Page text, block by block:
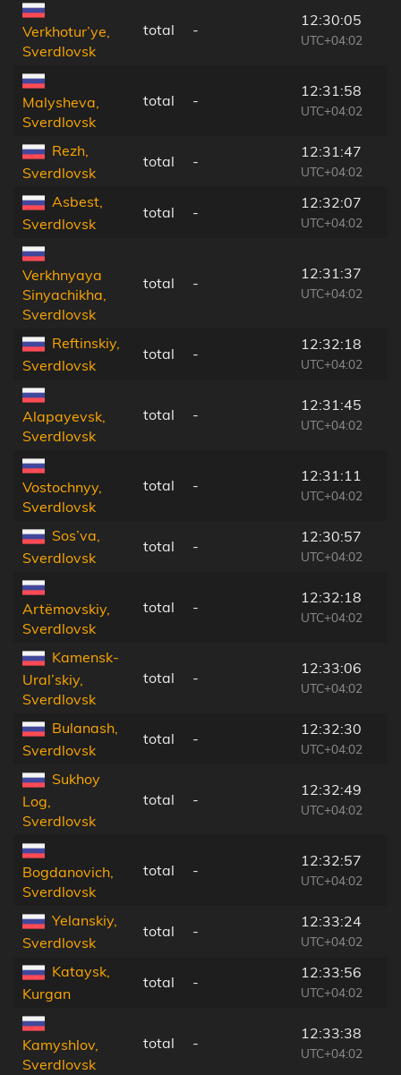
Verkhotur’ye,
Sverdlovsk
total -
12:30:05
UTC+04:02
Malysheva,
Sverdlovsk
total -
12:31:58
UTC+04:02
Rezh,
Sverdlovsk
total -
12:31:47
UTC+04:02
Asbest,
Sverdlovsk
total -
12:32:07
UTC+04:02
Verkhnyaya
Sinyachikha,
Sverdlovsk
total -
12:31:37
UTC+04:02
Reftinskiy,
Sverdlovsk
total -
12:32:18
UTC+04:02
Alapayevsk,
Sverdlovsk
total -
12:31:45
UTC+04:02
Vostochnyy,
Sverdlovsk
total -
12:31:11
UTC+04:02
Sos’va,
Sverdlovsk
total -
12:30:57
UTC+04:02
Artëmovskiy,
Sverdlovsk
total -
12:32:18
UTC+04:02
Kamensk-
Ural’skiy,
Sverdlovsk
total -
12:33:06
UTC+04:02
Bulanash,
Sverdlovsk
total -
12:32:30
UTC+04:02
Sukhoy
Log,
Sverdlovsk
total -
12:32:49
UTC+04:02
Bogdanovich,
Sverdlovsk
total -
12:32:57
UTC+04:02
Yelanskiy,
Sverdlovsk
total -
12:33:24
UTC+04:02
Kataysk,
Kurgan
total -
12:33:56
UTC+04:02
Kamyshlov,
Sverdlovsk
total -
12:33:38
UTC+04:02